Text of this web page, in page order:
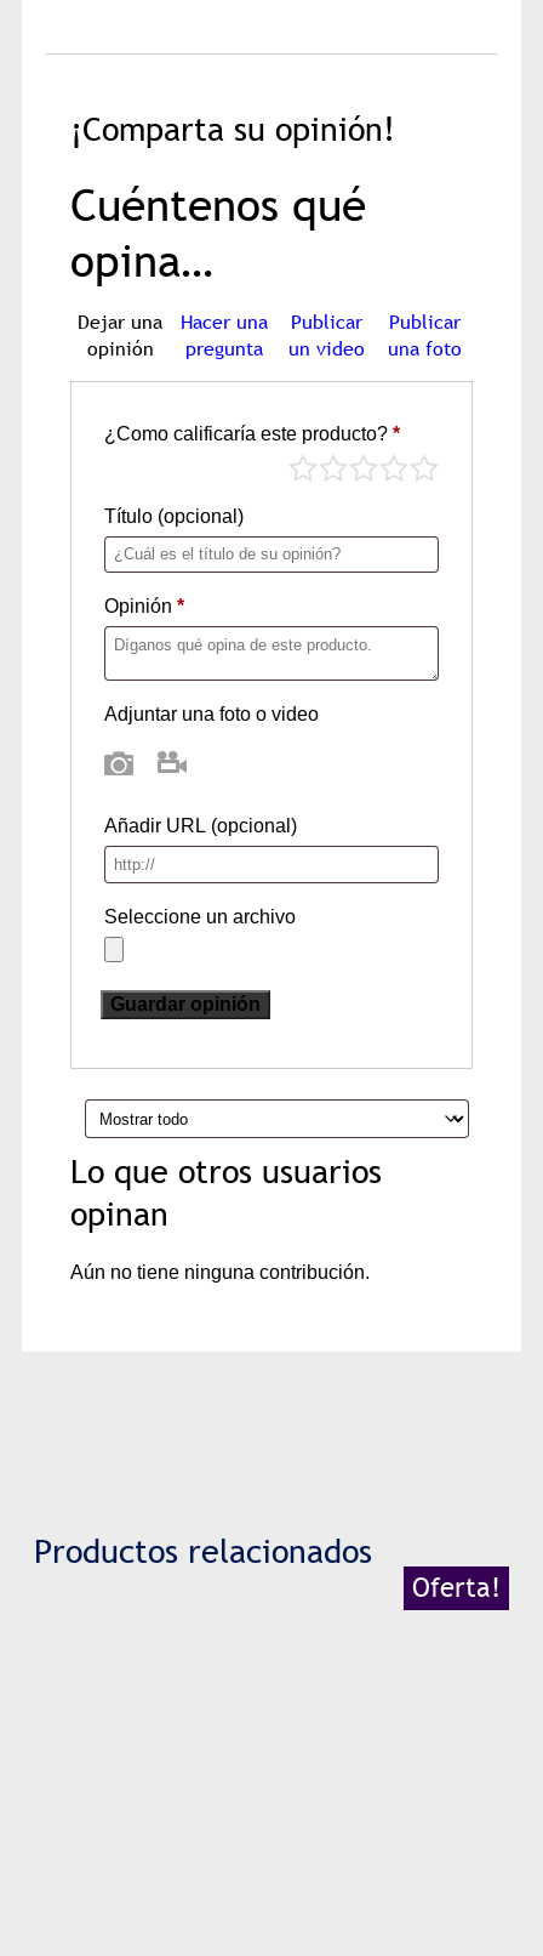
¡Comparta su opinión!
Cuéntenos qué
opina…
Dejar una
opinión
Hacer una
pregunta
Publicar
un video
Publicar
una foto
¿Como calificaría este producto? *
Título (opcional)
Opinión *
Adjuntar una foto o video
Foto
Añadir URL (opcional)
Seleccione un archivo
Guardar opinión
Lo que otros usuarios
opinan
Aún no tiene ninguna contribución.
Productos relacionados
Oferta!